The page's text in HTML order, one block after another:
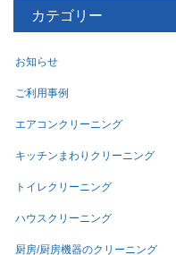
カテゴリー
お知らせ
ご利用事例
エアコンクリーニング
キッチンまわりクリーニング
トイレクリーニング
ハウスクリーニング
厨房/厨房機器のクリーニング